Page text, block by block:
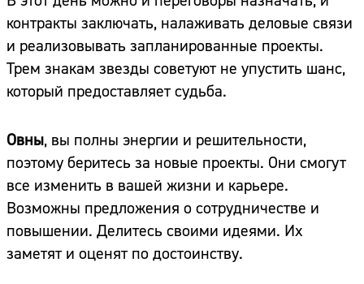
контракты заключать, налаживать деловые связи
и реализовывать запланированные проекты.
Трем знакам звезды советуют не упустить шанс,
который предоставляет судьба.
Овны, вы полны энергии и решительности,
поэтому беритесь за новые проекты. Они смогут
все изменить в вашей жизни и карьере.
Возможны предложения о сотрудничестве и
повышении. Делитесь своими идеями. Их
заметят и оценят по достоинству.